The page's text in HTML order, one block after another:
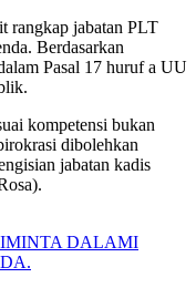
rangkap jabatan PLT
Berdasarkan
Pasal 17 huruf a UU
kompetensi bukan
dibolehkan
jabatan kadis
DALAMI